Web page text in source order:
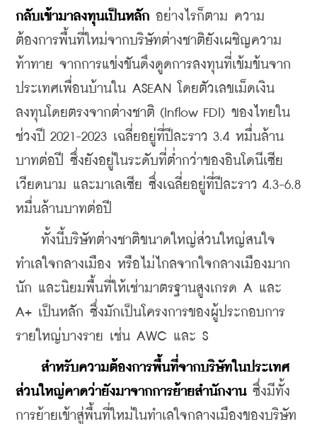
กลับเข้ามาลงทุนเป็นหลัก อย่างไรก็ตาม ความ
ต้องการพื้นที่ใหม่จากบริษัทต่างชาติยังเผชิญความ
ท้าทาย จากการแข่งขันดึงดูดการลงทุนที่เข้มข้นจาก
ประเทศเพื่อนบ้านใน ASEAN โดยตัวเลขเม็ดเงิน
ลงทุนโดยตรงจากต่างชาติ (Inflow FDI) ของไทยใน
ช่วงปี 2021-2023 เฉลี่ยอยู่ที่ปีละราว 3.4 หมื่นล้าน
บาทต่อปี ซึ่งยังอยู่ในระดับที่ต่ำกว่าของอินโดนีเซีย
เวียดนาม และมาเลเซีย ซึ่งเฉลี่ยอยู่ที่ปีละราว 4.3-6.8
หมื่นล้านบาทต่อปี
ทั้งนี้บริษัทต่างชาติขนาดใหญ่ส่วนใหญ่สนใจ
ทำเลใจกลางเมือง หรือไม่ไกลจากใจกลางเมืองมาก
นัก และนิยมพื้นที่ให้เช่ามาตรฐานสูงเกรด A และ
A+ เป็นหลัก ซึ่งมักเป็นโครงการของผู้ประกอบการ
รายใหญ่บางราย เช่น AWC และ S
สำหรับความต้องการพื้นที่จากบริษัทในประเทศ
ส่วนใหญ่คาดว่ายังมาจากการย้ายสำนักงาน ซึ่งมีทั้ง
การย้ายเข้าสู่พื้นที่ใหม่ในทำเลใจกลางเมืองของบริษัท